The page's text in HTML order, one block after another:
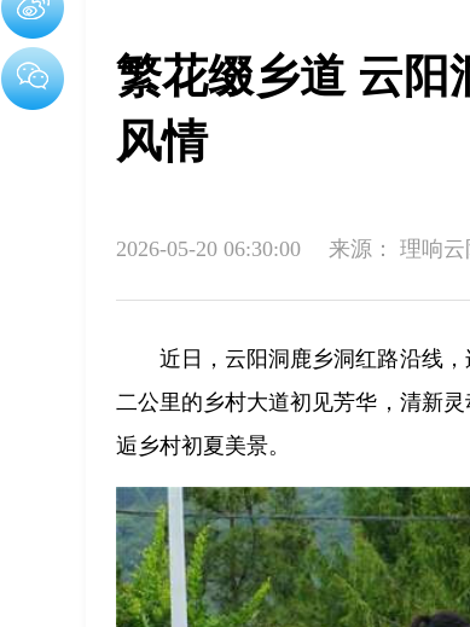
繁花缀乡道 云阳
风情
2026-05-20 06:30:00 来源： 理响云
近日，云阳洞鹿乡洞红路沿线
二公里的乡村大道初见芳华，清新
逅乡村初夏美景。